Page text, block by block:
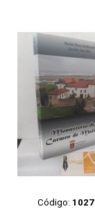
Código: